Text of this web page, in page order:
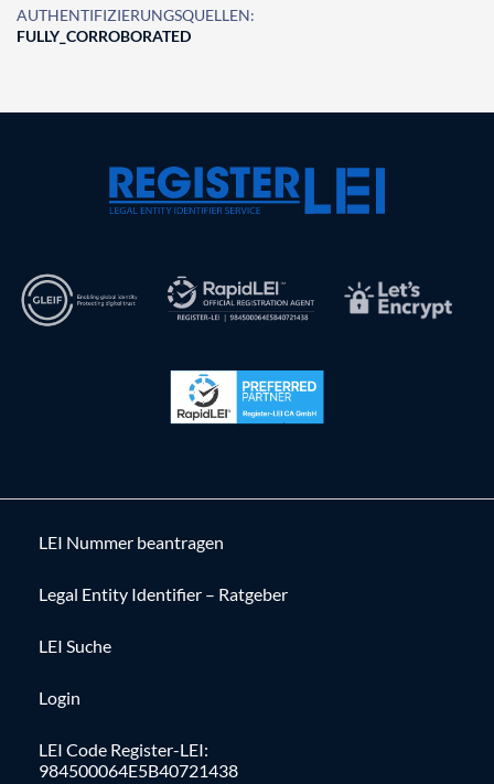
AUTHENTIFIZIERUNGSQUELLEN:
FULLY_CORROBORATED
LEI Nummer beantragen
Legal Entity Identifier – Ratgeber
LEI Suche
Login
LEI Code Register-LEI:
984500064E5B40721438